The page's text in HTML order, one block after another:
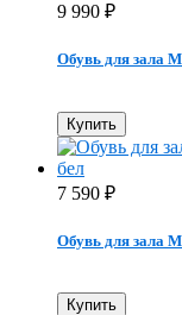
9 990 ₽
Обувь для зала
Купить
7 590 ₽
Обувь для зала
Купить